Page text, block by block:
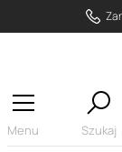
Menu Szukaj